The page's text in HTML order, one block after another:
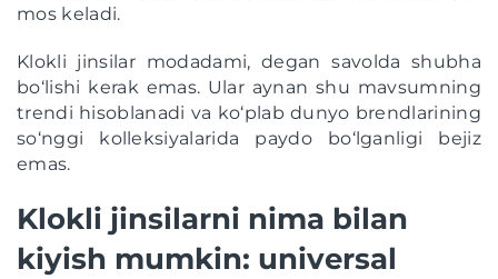
mos keladi.
Klokli jinsilar modadami, degan savolda shubha
bo‘lishi kerak emas. Ular aynan shu mavsumning
trendi hisoblanadi va ko‘plab dunyo brendlarining
so‘nggi kolleksiyalarida paydo bo‘lganligi bejiz
emas.
Klokli jinsilarni nima bilan
kiyish mumkin: universal